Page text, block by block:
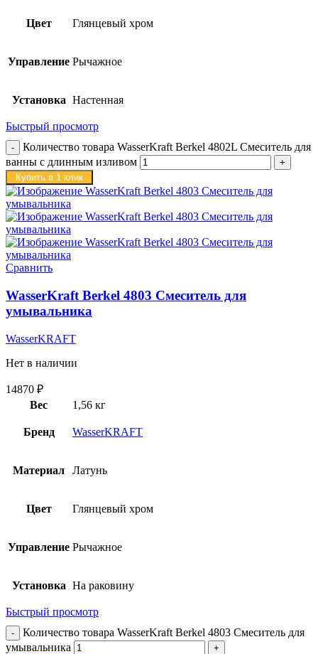
Цвет Глянцевый хром
Управление Рычажное
Установка Настенная
Быстрый просмотр
Количество товара WasserKraft Berkel 4802L Смеситель для
ванны с длинным изливом
Купить в 1 клик
Сравнить
WasserKraft Berkel 4803 Смеситель для
умывальника
WasserKRAFT
Нет в наличии
14870 ₽
Вес
1,56 кг
Бренд WasserKRAFT
Материал Латунь
Цвет Глянцевый хром
Управление Рычажное
Установка На раковину
Быстрый просмотр
Количество товара WasserKraft Berkel 4803 Смеситель для
умывальника